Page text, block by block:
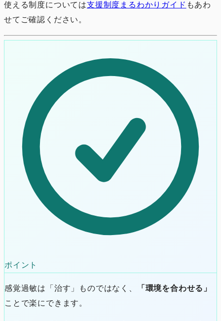
使える制度については支援制度まるわかりガイド もあわ
せてご確認ください。
ポイント
感覚過敏は「治す」ものではなく、
「環境を合わせる」
ことで楽にできます。